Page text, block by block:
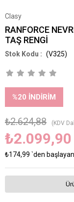
Clasy
RANFORCE
TAŞ RENGİ
(V325)
%20 İNDIRIM
₺2.624,88 (KDV
₺2.099,90
₺174,99 `den